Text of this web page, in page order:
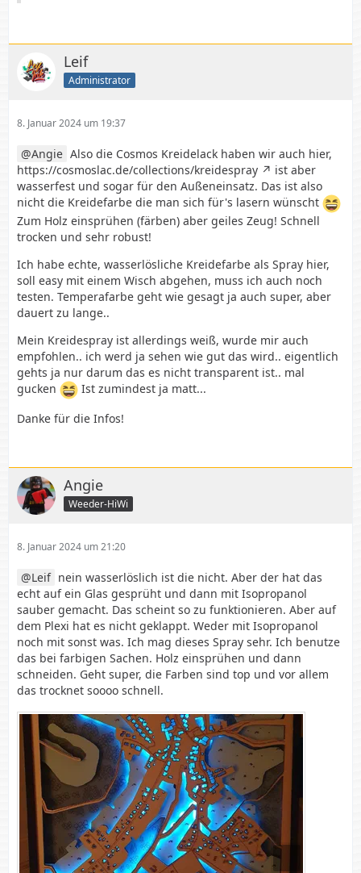
Leif
Administrator
8. Januar 2024 um 19:37
Angie Also die Cosmos Kreidelack haben wir auch hier,
https://cosmoslac.de/collections/kreidespray
ist aber
wasserfest und sogar für den Außeneinsatz. Das ist also
nicht die Kreidefarbe die man sich für's lasern wünscht
Zum Holz einsprühen (färben) aber geiles Zeug! Schnell
trocken und sehr robust!
Ich habe echte, wasserlösliche Kreidefarbe als Spray hier,
soll easy mit einem Wisch abgehen, muss ich auch noch
testen. Temperafarbe geht wie gesagt ja auch super, aber
dauert zu lange..
Mein Kreidespray ist allerdings weiß, wurde mir auch
empfohlen.. ich werd ja sehen wie gut das wird.. eigentlich
gehts ja nur darum das es nicht transparent ist.. mal
gucken
Ist zumindest ja matt...
Danke für die Infos!
Angie
Weeder-HiWi
8. Januar 2024 um 21:20
Leif nein wasserlöslich ist die nicht. Aber der hat das
echt auf ein Glas gesprüht und dann mit Isopropanol
sauber gemacht. Das scheint so zu funktionieren. Aber auf
dem Plexi hat es nicht geklappt. Weder mit Isopropanol
noch mit sonst was. Ich mag dieses Spray sehr. Ich benutze
das bei farbigen Sachen. Holz einsprühen und dann
schneiden. Geht super, die Farben sind top und vor allem
das trocknet soooo schnell.